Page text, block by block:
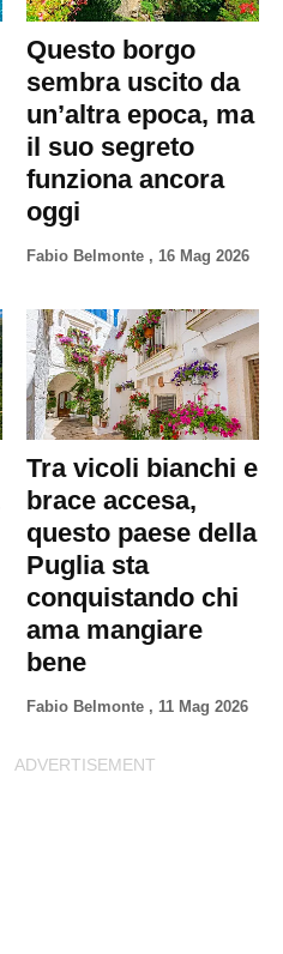
Questo borgo
sembra uscito da
un’altra epoca, ma
il suo segreto
funziona ancora
oggi
Fabio Belmonte , 16 Mag 2026
Tra vicoli bianchi e
brace accesa,
questo paese della
Puglia sta
conquistando chi
ama mangiare
bene
Fabio Belmonte , 11 Mag 2026